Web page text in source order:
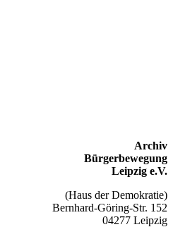
Archiv
Bürgerbewegung
Leipzig e.V.
(Haus der Demokratie)
Bernhard-Göring-Str. 152
04277 Leipzig